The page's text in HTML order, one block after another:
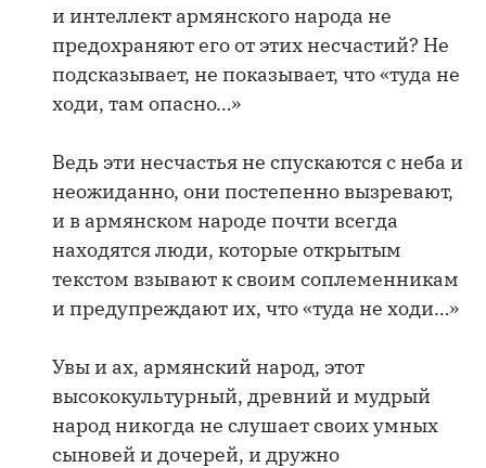
и интеллект армянского народа не
предохраняют его от этих несчастий? Не
подсказывает, не показывает, что «туда не
ходи, там опасно…»
Ведь эти несчастья не спускаются с неба и
неожиданно, они постепенно вызревают,
и в армянском народе почти всегда
находятся люди, которые открытым
текстом взывают к своим соплеменникам
и предупреждают их, что «туда не ходи…»
Увы и ах, армянский народ, этот
высококультурный, древний и мудрый
народ никогда не слушает своих умных
сыновей и дочерей, и дружно